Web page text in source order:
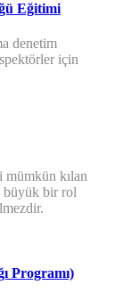
Eğitimi
denetim
için
mümkün kılan
büyük bir rol
Programı)